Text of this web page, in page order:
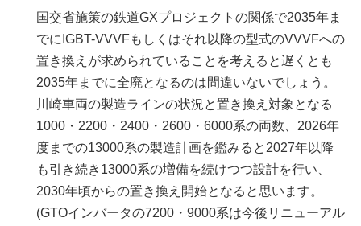
国交省施策の鉄道GXプロジェクトの関係で2035年ま
でにIGBT-VVVFもしくはそれ以降の型式のVVVFへの
置き換えが求められていることを考えると遅くとも
2035年までに全廃となるのは間違いないでしょう。
川崎車両の製造ラインの状況と置き換え対象となる
1000・2200・2400・2600・6000系の両数、2026年
度までの13000系の製造計画を鑑みると2027年以降
も引き続き13000系の増備を続けつつ設計を行い、
2030年頃からの置き換え開始となると思います。
(GTOインバータの7200・9000系は今後リニューアル